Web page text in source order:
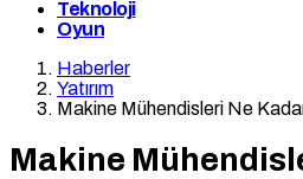
Teknoloji
Oyun
Haberler
Yatırım
Makine Mühendisleri Ne
Makine